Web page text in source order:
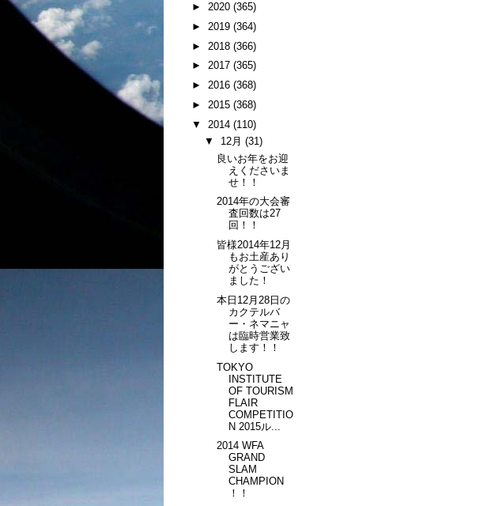
► 2020 (365)
► 2019 (364)
► 2018 (366)
► 2017 (365)
► 2016 (368)
► 2015 (368)
▼ 2014 (110)
▼ 12月 (31)
良いお年をお迎
えくださいま
せ！！
2014年の大会審
査回数は27
回！！
皆様2014年12月
もお土産あり
がとうござい
ました！
本日12月28日の
カクテルバ
ー・ネマニャ
は臨時営業致
します！！
TOKYO
INSTITUTE
OF TOURISM
FLAIR
COMPETITIO
N 2015ル...
2014 WFA
GRAND
SLAM
CHAMPION
！！